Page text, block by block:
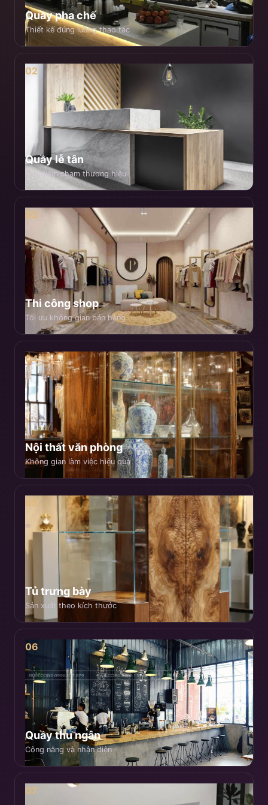
Quầy pha chế
Thiết kế đúng luồng thao tác
02
Quầy lễ tân
Tạo điểm chạm thương hiệu
03
Thi công shop
Tối ưu không gian bán hàng
04
Nội thất văn phòng
Không gian làm việc hiệu quả
05
Tủ trưng bày
Sản xuất theo kích thước
06
Quầy thu ngân
Công năng và nhận diện
07